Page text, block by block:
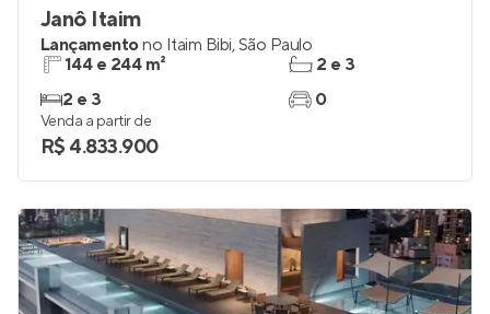
Janô Itaim
Lançamentono Itaim Bibi,São Paulo
144 e 244 m²
2 e 3
2 e 3
0
Venda a partir de
R$ 4.833.900